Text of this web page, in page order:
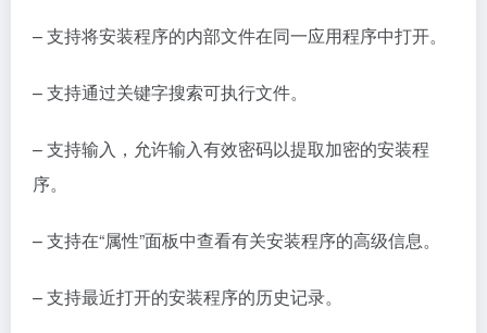
– 支持将安装程序的内部文件在同一应用程序中打开。
– 支持通过关键字搜索可执行文件。
– 支持输入，允许输入有效密码以提取加密的安装程
序。
– 支持在“属性”面板中查看有关安装程序的高级信息。
– 支持最近打开的安装程序的历史记录。